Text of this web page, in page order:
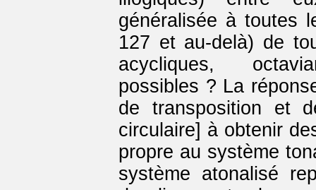
généralisée à toutes
127 et au-delà) de
acycliques,
possibles ? La
de transposition et
circulaire] à obtenir
propre au système
système atonalisé